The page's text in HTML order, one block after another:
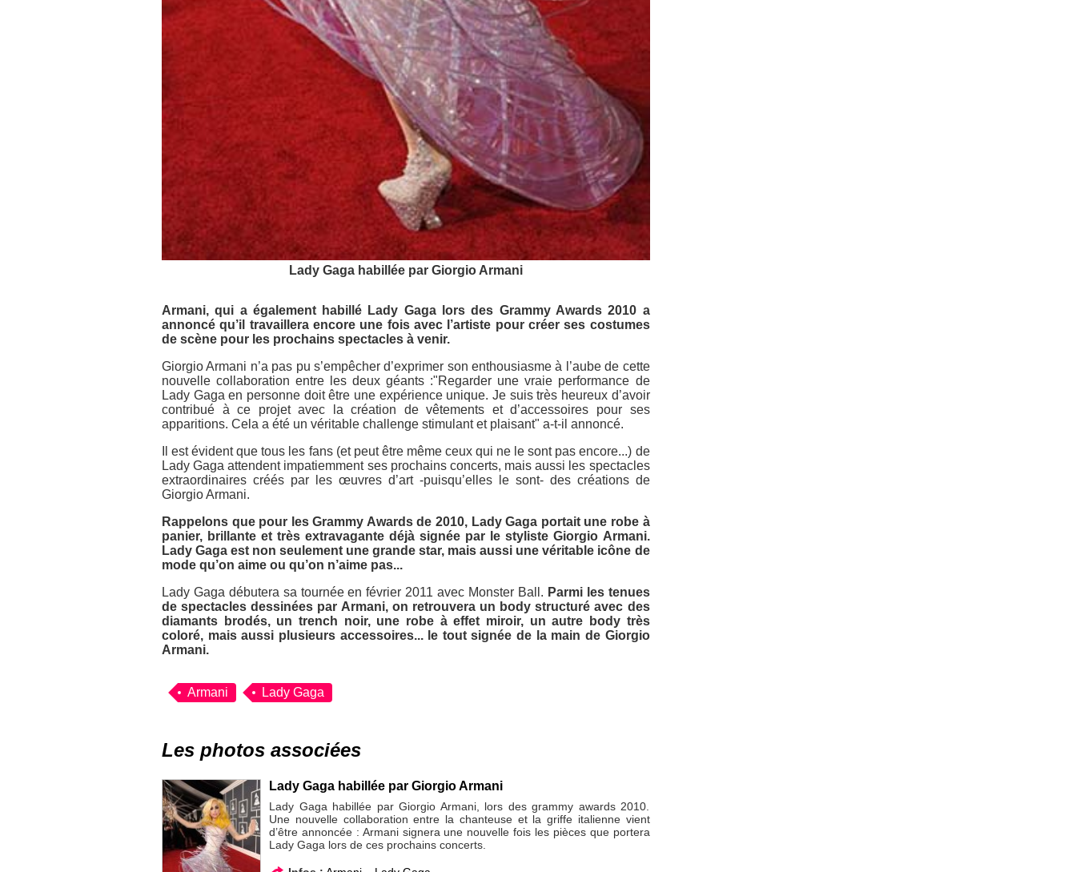
Lady Gaga habillée par Giorgio Armani
Armani, qui a également habillé Lady Gaga lors des Grammy Awards 2010 a
annoncé qu’il travaillera encore une fois avec l’artiste pour créer ses costumes
de scène pour les prochains spectacles à venir.
Giorgio Armani n’a pas pu s’empêcher d’exprimer son enthousiasme à l’aube de cette
nouvelle collaboration entre les deux géants :"Regarder une vraie performance de
Lady Gaga en personne doit être une expérience unique. Je suis très heureux d’avoir
contribué à ce projet avec la création de vêtements et d’accessoires pour ses
apparitions. Cela a été un véritable challenge stimulant et plaisant" a-t-il annoncé.
Il est évident que tous les fans (et peut être même ceux qui ne le sont pas encore...) de
Lady Gaga attendent impatiemment ses prochains concerts, mais aussi les spectacles
extraordinaires créés par les œuvres d’art -puisqu’elles le sont- des créations de
Giorgio Armani.
Rappelons que pour les Grammy Awards de 2010, Lady Gaga portait une robe à
panier, brillante et très extravagante déjà signée par le styliste Giorgio Armani.
Lady Gaga est non seulement une grande star, mais aussi une véritable icône de
mode qu’on aime ou qu’on n’aime pas...
Lady Gaga débutera sa tournée en février 2011 avec Monster Ball. Parmi les tenues
de spectacles dessinées par Armani, on retrouvera un body structuré avec des
diamants brodés, un trench noir, une robe à effet miroir, un autre body très
coloré, mais aussi plusieurs accessoires... le tout signée de la main de Giorgio
Armani.
Armani Lady Gaga
Les photos associées
Lady Gaga habillée par Giorgio Armani
Lady Gaga habillée par Giorgio Armani, lors des grammy awards 2010.
Une nouvelle collaboration entre la chanteuse et la griffe italienne vient
d’être annoncée : Armani signera une nouvelle fois les pièces que portera
Lady Gaga lors de ces prochains concerts.